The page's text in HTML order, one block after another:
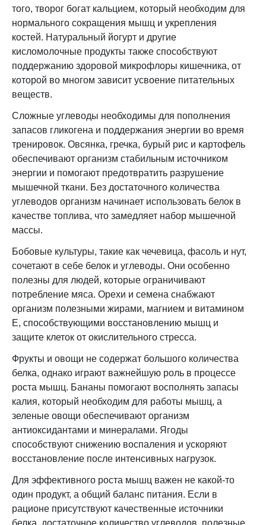
того, творог богат кальцием, который необходим для
нормального сокращения мышц и укрепления
костей. Натуральный йогурт и другие
кисломолочные продукты также способствуют
поддержанию здоровой микрофлоры кишечника, от
которой во многом зависит усвоение питательных
веществ.
Сложные углеводы необходимы для пополнения
запасов гликогена и поддержания энергии во время
тренировок. Овсянка, гречка, бурый рис и картофель
обеспечивают организм стабильным источником
энергии и помогают предотвратить разрушение
мышечной ткани. Без достаточного количества
углеводов организм начинает использовать белок в
качестве топлива, что замедляет набор мышечной
массы.
Бобовые культуры, такие как чечевица, фасоль и нут,
сочетают в себе белок и углеводы. Они особенно
полезны для людей, которые ограничивают
потребление мяса. Орехи и семена снабжают
организм полезными жирами, магнием и витамином
Е, способствующими восстановлению мышц и
защите клеток от окислительного стресса.
Фрукты и овощи не содержат большого количества
белка, однако играют важнейшую роль в процессе
роста мышц. Бананы помогают восполнять запасы
калия, который необходим для работы мышц, а
зеленые овощи обеспечивают организм
антиоксидантами и минералами. Ягоды
способствуют снижению воспаления и ускоряют
восстановление после интенсивных нагрузок.
Для эффективного роста мышц важен не какой-то
один продукт, а общий баланс питания. Если в
рационе присутствуют качественные источники
белка, достаточное количество углеводов, полезные